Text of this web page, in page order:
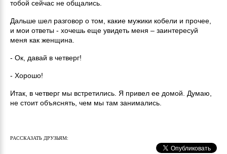
тобой сейчас не общались.
Дальше шел разговор о том, какие мужики кобели и прочее,
и мои ответы - хочешь еще увидеть меня – заинтересуй
меня как женщина.
- Ок, давай в четверг!
- Хорошо!
Итак, в четверг мы встретились. Я привел ее домой. Думаю,
не стоит объяснять, чем мы там занимались.
РАССКАЗАТЬ ДРУЗЬЯМ: